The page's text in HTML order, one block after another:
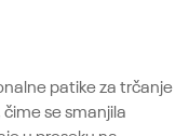
patike za trčanje
se smanjila